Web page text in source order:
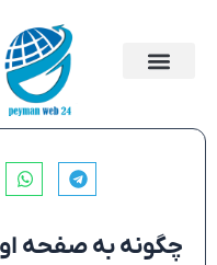
چگونه به صفحه